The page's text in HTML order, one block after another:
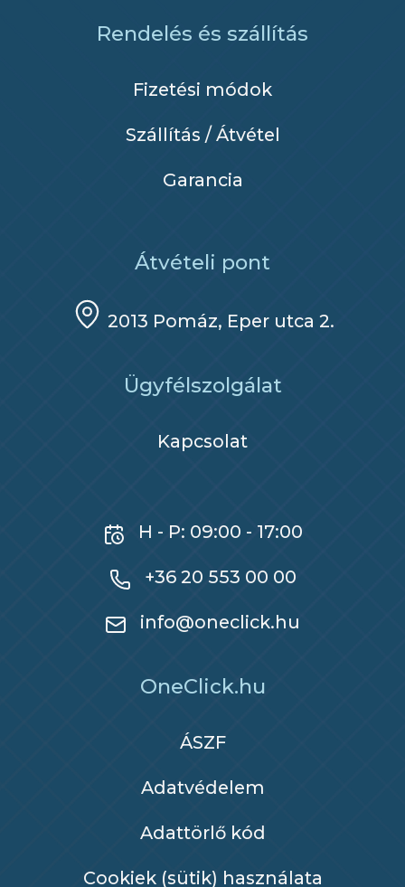
Rendelés és szállítás
Fizetési módok
Szállítás / Átvétel
Garancia
Átvételi pont
2013 Pomáz, Eper utca 2.
Ügyfélszolgálat
Kapcsolat
H - P: 09:00 - 17:00
+36 20 553 00 00
info@oneclick.hu
OneClick.hu
ÁSZF
Adatvédelem
Adattörlő kód
Cookiek (sütik) használata